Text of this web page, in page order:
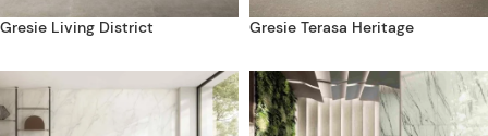
Gresie Living District Gresie Terasa Heritage